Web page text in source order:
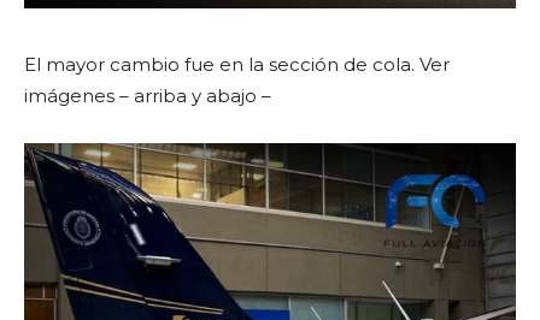
El mayor cambio fue en la sección de cola. Ver
imágenes – arriba y abajo –